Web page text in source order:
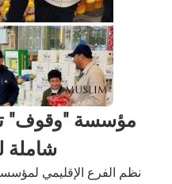
شاملة لـ 200 أسرة في
نظم الفرع الإقليمي